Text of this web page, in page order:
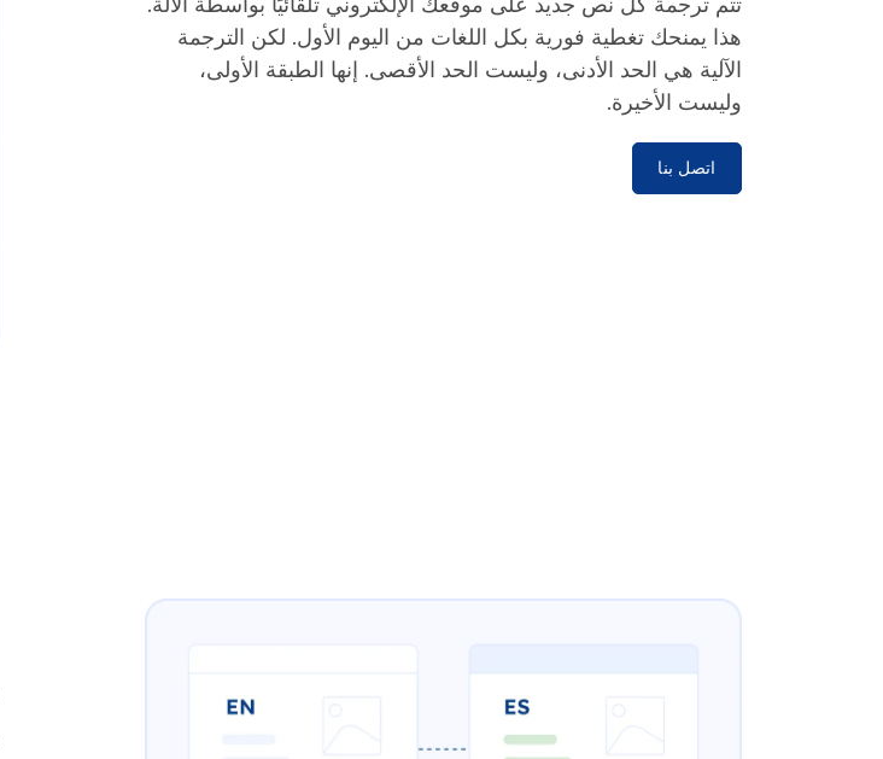
هذا يمنحك تغطية فورية بكل اللغات من اليوم الأول. لكن الترجمة
الآلية هي الحد الأدنى، وليست الحد الأقصى. إنها الطبقة الأولى،
وليست الأخيرة.
اتصل بنا